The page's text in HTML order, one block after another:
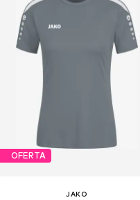
OFERTA
JAKO